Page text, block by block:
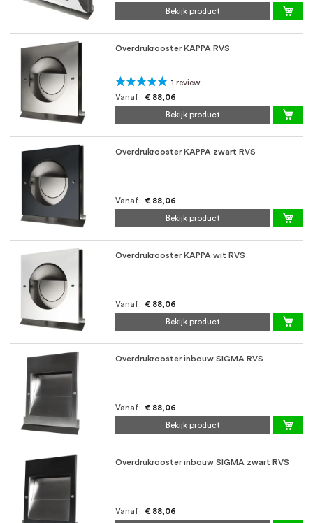
Bekijk product
Overdrukrooster KAPPA RVS
Waardering:
100%
1 review
Vanaf
€ 88,06
Bekijk product
Overdrukrooster KAPPA zwart RVS
Vanaf € 88,06
Bekijk product
Overdrukrooster KAPPA wit RVS
Vanaf € 88,06
Bekijk product
Overdrukrooster inbouw SIGMA RVS
Vanaf € 88,06
Bekijk product
Overdrukrooster inbouw SIGMA zwart RVS
Vanaf € 88,06